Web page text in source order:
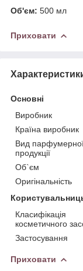
Об'єм: 500 мл
Приховати
Основні
Виробник
Країна виробник
Вид
продукції
Об`єм
Оригінальність
Класифікація
косметичного
Застосування
Приховати